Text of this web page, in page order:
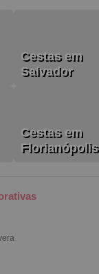
Cestas em
Salvador
Cestas em
Florianópolis